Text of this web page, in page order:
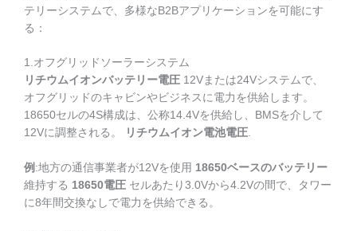
テリーシステムで、多様なB2Bアプリケーションを可能にす
る：
1.オフグリッドソーラーシステム
リチウムイオンバッテリー電圧 12Vまたは24Vシステムで、
オフグリッドのキャビンやビジネスに電力を供給します。
18650セルの4S構成は、公称14.4Vを供給し、BMSを介して
12Vに調整される。
リチウムイオン電池電圧.
例 :地方の通信事業者が12Vを使用 18650ベースのバッテリー
維持する 18650電圧 セルあたり3.0Vから4.2Vの間で、タワー
に8年間交換なしで電力を供給できる。